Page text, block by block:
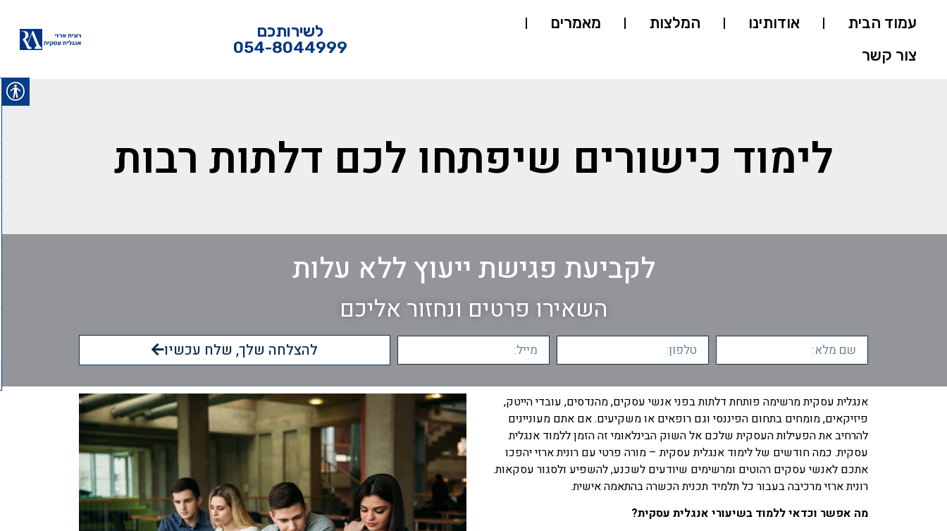
עמוד הבית אודותינו המלצות
מאמרים
צור קשר
לשירותכם
054-8044999
לימוד כישורים שיפתחו לכם דלתות רבות
לקביעת פגישת ייעוץ ללא עלות
השאירו פרטים ונחזור אליכם
להצלחה שלך, שלח עכשיו
אנגלית עסקית מרשימה פותחת דלתות בפני אנשי עסקים, מהנדסים, עובדי הייטק,
פיזיקאים, מומחים בתחום הפיננסי וגם רופאים או משקיעים. אם אתם מעוניינים
להרחיב את הפעילות העסקית שלכם אל השוק הבינלאומי זה הזמן ללמוד אנגלית
עסקית. כמה חודשים של לימוד אנגלית עסקית – מורה פרטי עם רונית ארזי יהפכו
אתכם לאנשי עסקים רהוטים ומרשימים שיודעים לשכנע, להשפיע ולסגור עסקאות.
רונית ארזי מרכיבה בעבור כל תלמיד תכנית הכשרה בהתאמה אישית.
מה אפשר וכדאי ללמוד בשיעורי אנגלית עסקית?